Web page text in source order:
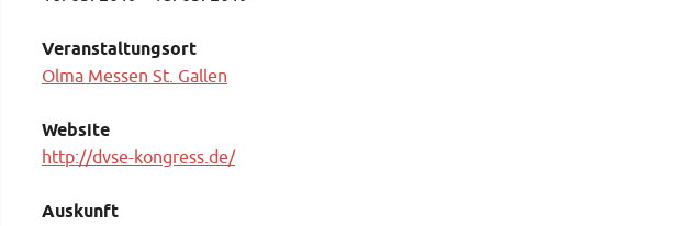
Veranstaltungsort
Olma Messen St. Gallen
Website
http://dvse-kongress.de/
Auskunft